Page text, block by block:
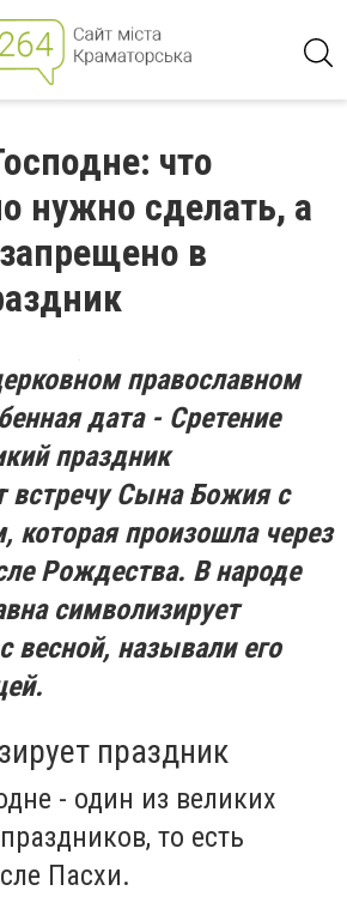
что
нужно сделать, а
в
православном
дата - Сретение
праздник
встречу Сына Божия с
которая произошла через
Рождества. В народе
символизирует
весной, называли его
праздник
- один из великих
то есть
Пасхи.